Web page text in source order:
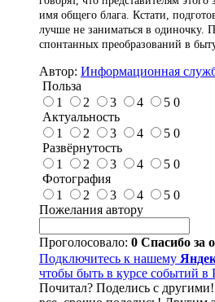
имя общего блага. Кстати,
лучше не заниматься в одиночку.
спонтанных преобразований в
Автор: Информационная
Польза
1
2 3 4 5 0
Актуальность
1
2 3 4 5 0
Развёрнутость
1
2 3 4 5 0
Фотография
1
2 3 4 5 0
Пожелания автору
Проголосовало: 0 Спасибо за
Подключитесь к нашему
чтобы быть в курсе событий в
Почитал? Поделись с